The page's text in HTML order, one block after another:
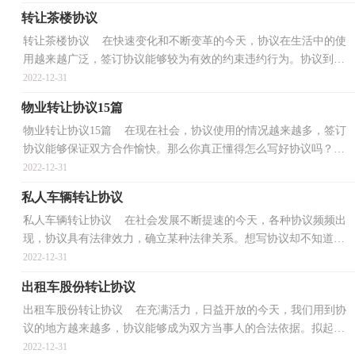
转让茶楼协议
转让茶楼协议 在快速变化和不断变革的今天，协议在生活中的使
用越来越广泛，签订协议能够较为有效的约束违约行为。协议到底
怎么写才合适呢？下面是小编整理的转让茶楼协议，仅供...
2022-12-31
物业转让协议15篇
物业转让协议15篇 在现在社会，协议使用的情况越来越多，签订
协议能够保证双方合作愉快。那么你真正懂得怎么写好协议吗？下
面是小编帮大家整理的物业转让协议，欢迎大家分享。物...
2022-12-31
私人车辆转让协议
私人车辆转让协议 在社会发展不断提速的今天，各种协议频频出
现，协议具有法律效力，确立某种法律关系。想写协议却不知道该
请教谁？下面是小编收集整理的私人车辆转让协议，仅供参...
2022-12-31
出租车股份转让协议
出租车股份转让协议 在充满活力，日益开放的今天，我们用到协
议的地方越来越多，协议能够成为双方当事人的合法依据。拟起协
议来就毫无头绪？以下是小编帮大家整理的出租车股份转...
2022-12-31